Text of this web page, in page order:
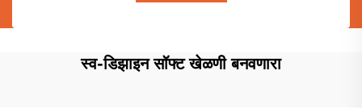
स्व-डिझाइन सॉफ्ट खेळणी बनवणारा